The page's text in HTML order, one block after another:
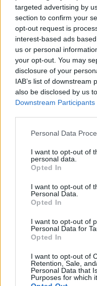
targeted advertising by
section to confirm your
opt-out request is
interest-based ads
us or personal
your opt-out. You may
disclosure of your
IAB’s list of downstream
also be disclosed by us
Downstream Participants
Please note that this
not limited to your visit
grant or deny consent to
use your data for below
consent section.
Personal Data
I want to opt-out of
personal data.
Opted In
I want to opt-out of
Personal Data.
Opted In
I want to opt-out of
Personal Data for
Opted In
I want to opt-out of
Retention, Sale,
Personal Data that
Purposes for which
Από την άλλη, η
αυτές,
συνεργασία της με
από τον Σεπτέμβριο
ανακοινώσει την
Το περιστατικό
μεμονωμένο. Στο
όπως ηΆλισον
εξαπολύσει πυρά
αποκαλύπτοντας ότι
τις απολαβές τους
συμβόλαια τους κατά
εγκυμοσύνης τους.